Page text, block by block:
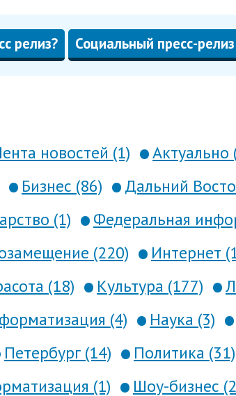
релиз? Социальный пресс-релиз
новостей (1) Актуально
Бизнес (86) Дальний
(1)
Федеральная
(220) Интернет
(18) Культура (177)
(4)
Наука (3)
Петербург (14) Политика (31)
(1)
Шоу-бизнес